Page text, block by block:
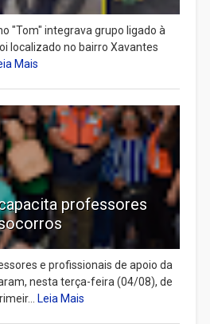
"Tom" integrava grupo ligado à
localizado no bairro Xavantes
Mais
professores
e profissionais de apoio da
nesta terça-feira (04/08), de
Leia Mais